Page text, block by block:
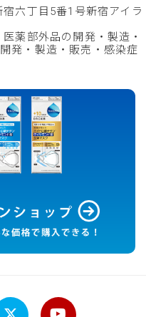
丁目5番1号新宿アイラ
薬部外品の開発・製造・
発・製造・販売・感染症